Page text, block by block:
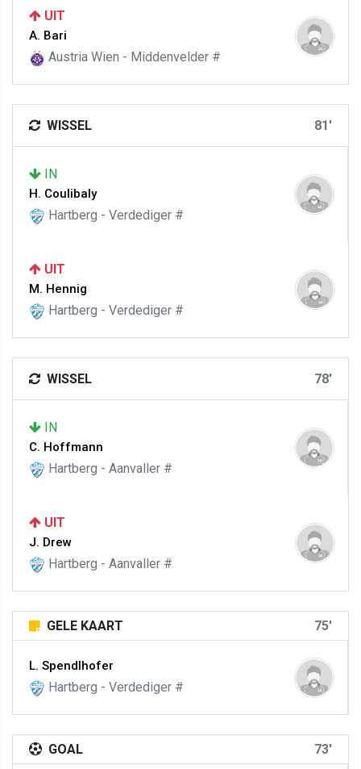
UIT
A. Bari
Austria Wien - Middenvelder #
WISSEL 81'
IN
H. Coulibaly
Hartberg - Verdediger #
UIT
M. Hennig
Hartberg - Verdediger #
WISSEL 78'
IN
C. Hoffmann
Hartberg - Aanvaller #
UIT
J. Drew
Hartberg - Aanvaller #
GELE KAART 75'
L. Spendlhofer
Hartberg - Verdediger #
GOAL 73'